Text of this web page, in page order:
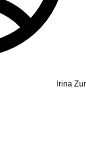
Irina Zur